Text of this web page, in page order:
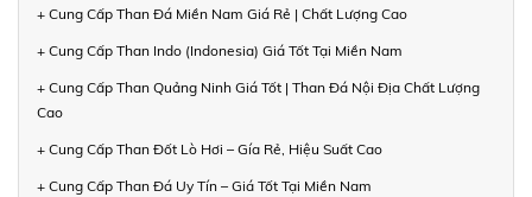
+ Cung Cấp Than Đá Miền Nam Giá Rẻ | Chất Lượng Cao
+ Cung Cấp Than Indo (Indonesia) Giá Tốt Tại Miền Nam
+ Cung Cấp Than Quảng Ninh Giá Tốt | Than Đá Nội Địa Chất Lượng
Cao
+ Cung Cấp Than Đốt Lò Hơi – Gía Rẻ, Hiệu Suất Cao
+ Cung Cấp Than Đá Uy Tín – Giá Tốt Tại Miền Nam